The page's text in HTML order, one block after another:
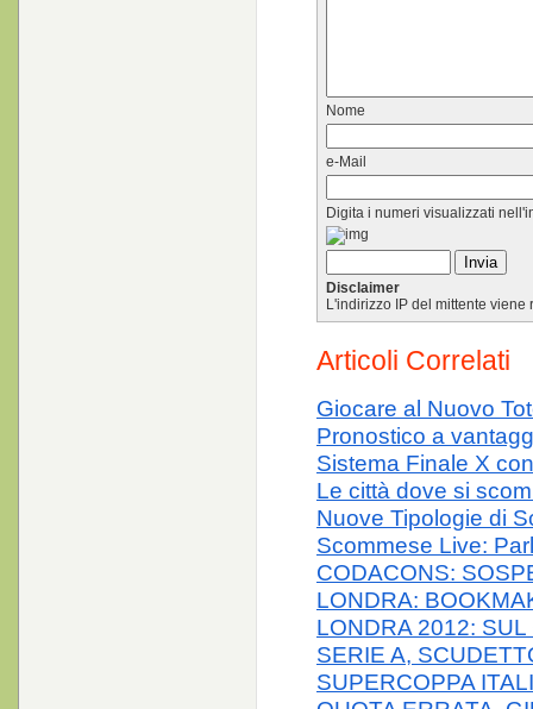
Nome
e-Mail
Digita i numeri visualizzati
Disclaimer
L'indirizzo IP del mittente
Articoli Correlati
Giocare al Nuovo
Pronostico a
Sistema Finale X
Le città dove si
Nuove Tipologie di
Scommese Live:
CODACONS:
LONDRA:
LONDRA 2012:
SERIE A,
SUPERCOPPA